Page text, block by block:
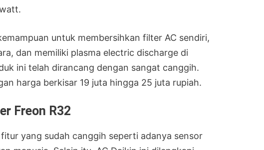
untuk membersihkan filter AC sendiri,
dan memiliki plasma electric discharge di
ini telah dirancang dengan sangat canggih.
harga berkisar 19 juta hingga 25 juta rupiah.
Freon R32
yang sudah canggih seperti adanya sensor